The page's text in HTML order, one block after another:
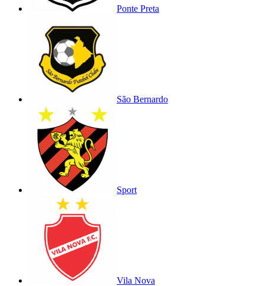
Ponte Preta
São Bernardo
Sport
Vila Nova